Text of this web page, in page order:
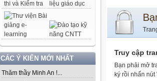
CÁC Ý KIẾN MỚI NHẤT
Thăm thầy Minh An !...
Truy cập
Bạn phải mở
ký rồi nhấn